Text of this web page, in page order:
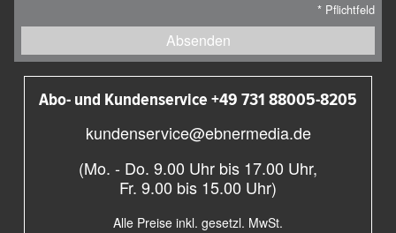
* Pflichtfeld
Absenden
Abo- und Kundenservice +49 731 88005-8205
kundenservice@ebnermedia.de
(Mo. - Do. 9.00 Uhr bis 17.00 Uhr,
Fr. 9.00 bis 15.00 Uhr)
Alle Preise inkl. gesetzl. MwSt.